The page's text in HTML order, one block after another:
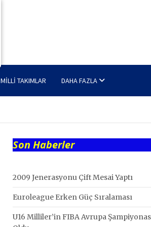
MILLI TAKIMLAR DAHA FAZLA
Son Haberler
2009 Jenerasyonu Çift Mesai Yaptı
Euroleague Erken Güç Sıralaması
U16 Milliler’in FIBA Avrupa